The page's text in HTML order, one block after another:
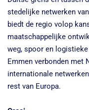
stedelijke netwerken
biedt de regio volop
maatschappelijke
weg, spoor en
Emmen verbonden met
internationale
rest van Europa.